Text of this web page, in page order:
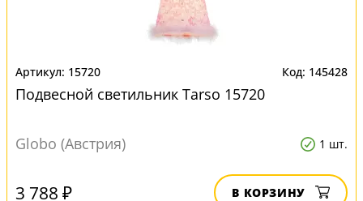
15720 145428
Подвесной светильник Tarso 15720
Globo (Австрия) 1 шт.
3 788 ₽ В КОРЗИНУ